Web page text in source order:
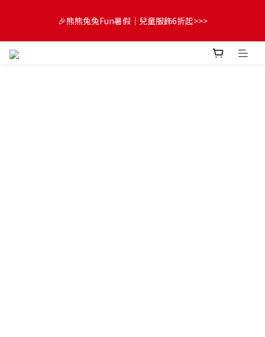
💌】
🎉熊熊兔兔Fun暑假｜兒童服飾6折起>>>